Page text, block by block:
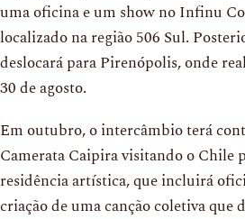
uma oficina e um show no Infinu
localizado na região 506 Sul.
deslocará para Pirenópolis, onde
30 de agosto.
Em outubro, o intercâmbio terá
Camerata Caipira visitando o Chile
residência artística, que incluirá
criação de uma canção coletiva que